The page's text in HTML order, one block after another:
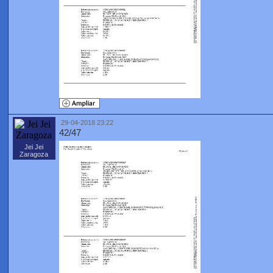
Jei Jei
Zaragoza
29-04-2018 23:22
42/47